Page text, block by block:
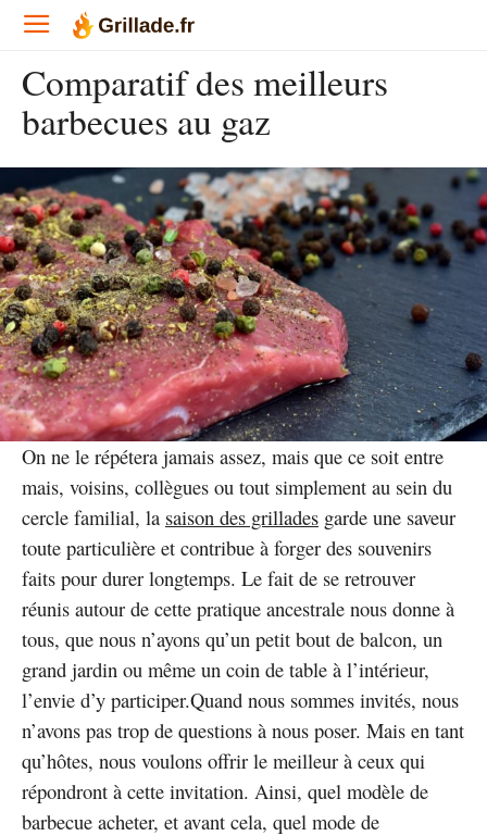
Comparatif des meilleurs
barbecues au gaz
On ne le répétera jamais assez, mais que ce soit entre
mais, voisins, collègues ou tout simplement au sein du
cercle familial, la saison des grillades garde une saveur
toute particulière et contribue à forger des souvenirs
faits pour durer longtemps. Le fait de se retrouver
réunis autour de cette pratique ancestrale nous donne à
tous, que nous n’ayons qu’un petit bout de balcon, un
grand jardin ou même un coin de table à l’intérieur,
l’envie d’y participer.Quand nous sommes invités, nous
n’avons pas trop de questions à nous poser. Mais en tant
qu’hôtes, nous voulons offrir le meilleur à ceux qui
répondront à cette invitation. Ainsi, quel modèle de
barbecue acheter, et avant cela, quel mode de